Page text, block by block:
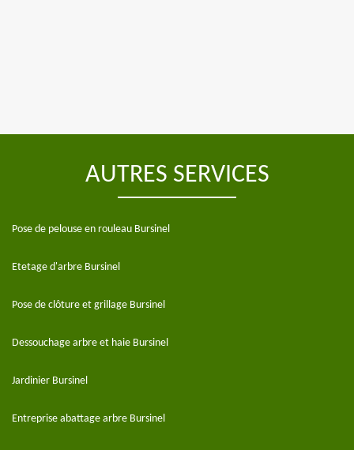
AUTRES SERVICES
Pose de pelouse en rouleau Bursinel
Etetage d'arbre Bursinel
Pose de clôture et grillage Bursinel
Dessouchage arbre et haie Bursinel
Jardinier Bursinel
Entreprise abattage arbre Bursinel